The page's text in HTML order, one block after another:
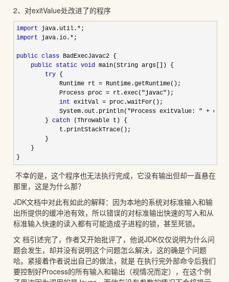
2、对exitValue处改进了的程序
import java.util.*
import java.io.* ;
public class BadExecJavac2 {
public static void main(String args[]) {
try {
            Runtime rt
= Runtime.getRuntime();
            Process proc
= rt.exec("javac" );
int exitVal = proc.waitFor();
            System.out.println(
"Process exitValue: " +
        }
catch (Throwable t) {
            t.printStackTrace();
        }
    }
}
不幸的是，这个程序也无法执行完成，它没有输出但却一直悬在
那里，这是为什么那？
JDK文档中对此有如此的解释：因为本地的系统对标准输入和输
出所提供的缓冲池有效，所以错误的对标准输出快速的写入和从
标准输入快速的读入都有可能造成子进程的锁，甚至死锁。
文 档引述完了，作者又开始批评了，他说JDK仅仅说明为什么问
题会发生，却并没有说明这个问题怎么解决，这的确是个问题
哈。紧接着作者说出自己的做法，就是 在执行完外部命令后我们
要控制好Process的所有输入和输出（视情况而定），在这个例